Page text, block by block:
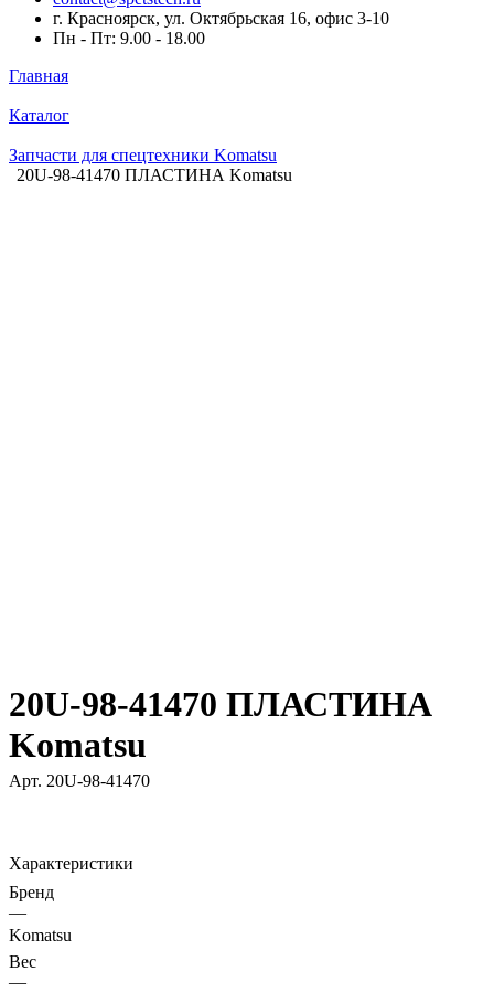
г. Красноярск, ул. Октябрьская 16, офис 3-10
Пн - Пт: 9.00 - 18.00
Главная
Каталог
Запчасти для спецтехники Komatsu
20U-98-41470 ПЛАСТИНА Komatsu
20U-98-41470 ПЛАСТИНА
Komatsu
Арт. 20U-98-41470
Характеристики
Бренд
—
Komatsu
Вес
—